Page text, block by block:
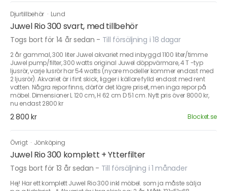
Djurtillbehör · Lund
Juwel Rio 300 svart, med tillbehör
Togs bort för 14 år sedan - Till försäljning i 18 dagar
2 år gammal, 300 liter Juwel akvariet med inbyggd 1100 liter/timme
Juwel pump/filter, 300 watts original Juwel döppvärmare, 4 T -typ
ljusrör, varje lusrör har 54 watts (nyare modeller kommer endast med
2 ljusrör). Akvariet är i fint skick, ligger i källare fylld endast med rent
vatten. Några repor finns, därför det lägre priset, men inga repor på
möbel. Dimensioner L 120 cm, H 62 cm D 51 cm. Nytt pris över 8000 kr,
nu endast 2800 kr
2 800 kr Blocket.se
Övrigt · Jönköping
Juwel Rio 300 komplett + Ytterfilter
Togs bort för 13 år sedan - Till försäljning i 1 månader
Hej! Har ett komplett Juwel Rio 300 inkl möbel. som ja måste sälja